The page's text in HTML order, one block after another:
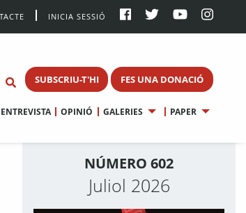
INICIA SESSIÓ
SUBSCRIU-T'HI FES UNA DONACIÓ
ENTREVISTA OPINIÓ GALERIES PAPER
NÚMERO 602
Juliol 2026